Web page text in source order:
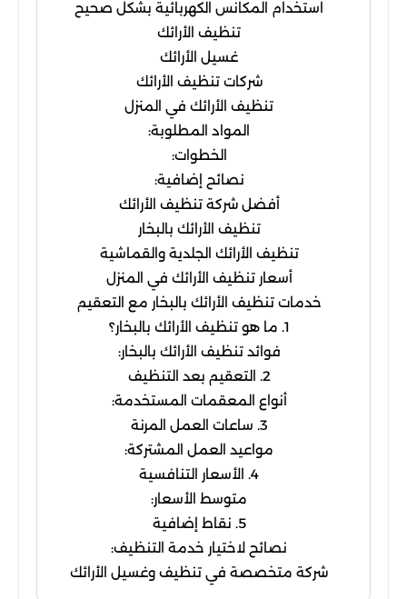
استخدام المكانس الكهربائية بشكل صحيح
تنظيف الأرائك
غسيل الأرائك
شركات تنظيف الأرائك
تنظيف الأرائك في المنزل
المواد المطلوبة:
الخطوات:
نصائح إضافية:
أفضل شركة تنظيف الأرائك
تنظيف الأرائك بالبخار
تنظيف الأرائك الجلدية والقماشية
أسعار تنظيف الأرائك في المنزل
خدمات تنظيف الأرائك بالبخار مع التعقيم
1. ما هو تنظيف الأرائك بالبخار؟
فوائد تنظيف الأرائك بالبخار:
2. التعقيم بعد التنظيف
أنواع المعقمات المستخدمة:
3. ساعات العمل المرنة
مواعيد العمل المشتركة:
4. الأسعار التنافسية
متوسط الأسعار:
5. نقاط إضافية
نصائح لاختيار خدمة التنظيف:
شركة متخصصة في تنظيف وغسيل الأرائك